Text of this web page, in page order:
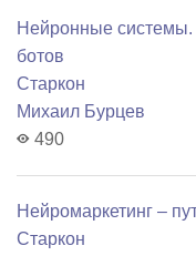
Нейронные системы.
ботов
Старкон
Михаил Бурцев
490
Нейромаркетинг –
Старкон